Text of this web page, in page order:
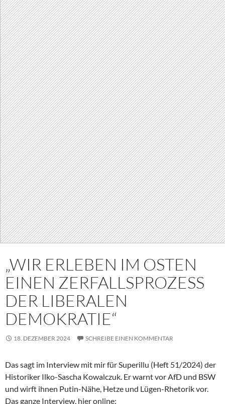
„WIR ERLEBEN IM OSTEN
EINEN ZERFALLSPROZESS
DER LIBERALEN
DEMOKRATIE“
18. DEZEMBER 2024 SCHREIBE EINEN KOMMENTAR
Das sagt im Interview mit mir für Superillu (Heft 51/2024) der
Historiker Ilko-Sascha Kowalczuk. Er warnt vor AfD und BSW
und wirft ihnen Putin-Nähe, Hetze und Lügen-Rhetorik vor.
Das ganze Interview, hier online: